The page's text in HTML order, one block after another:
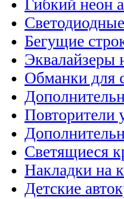
Гибкий неон
Бегущие
Эквалайзеры
Обманки для
Повторители
Светящиеся
Накладки на
Детские